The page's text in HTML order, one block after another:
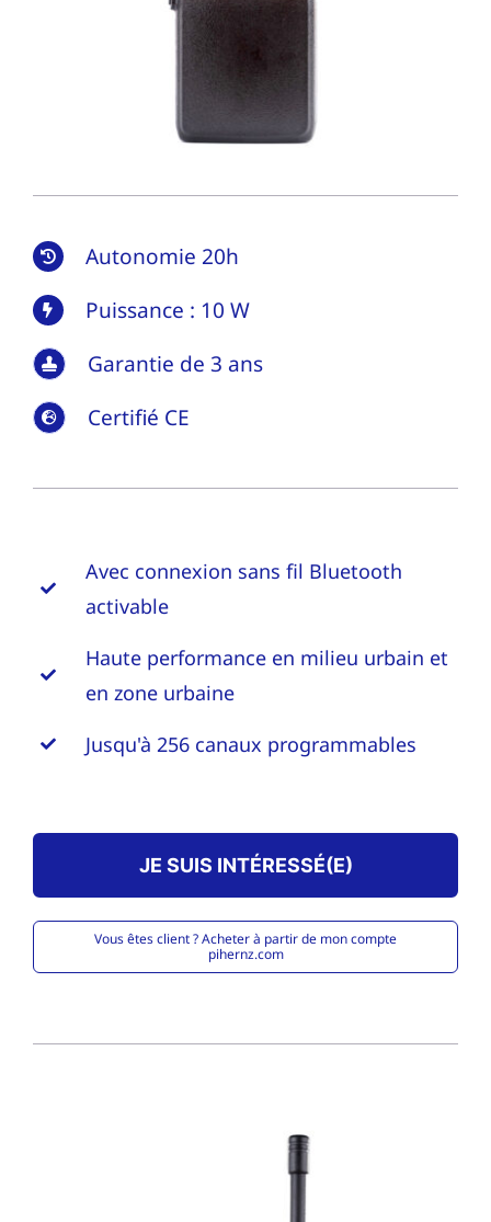
Autonomie 20h
Puissance : 10 W
Garantie de 3 ans
Certifié CE
Avec connexion sans fil Bluetooth
activable
Haute performance en milieu urbain et
en zone urbaine
Jusqu'à 256 canaux programmables
JE SUIS INTÉRESSÉ(E)
Vous êtes client ? Acheter à partir de mon compte
pihernz.com